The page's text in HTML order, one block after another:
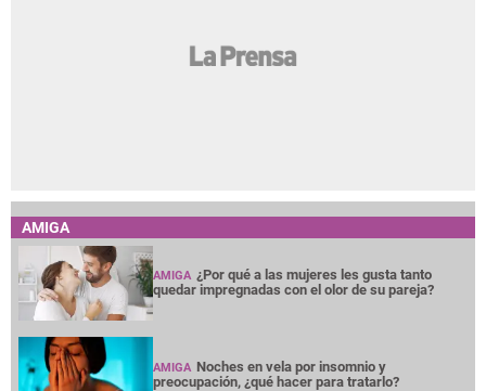
AMIGA
AMIGA ¿Por qué a las mujeres les gusta tanto
quedar impregnadas con el olor de su pareja?
AMIGA Noches en vela por insomnio y
preocupación, ¿qué hacer para tratarlo?